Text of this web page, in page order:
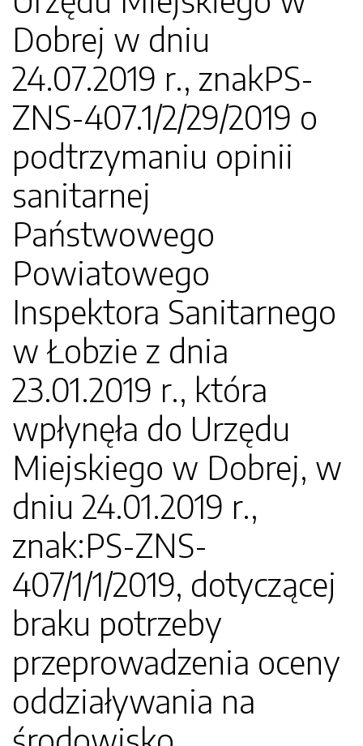
Dobrej w dniu
24.07.2019 r., znakPS-
ZNS-407.1/2/29/2019 o
podtrzymaniu opinii
sanitarnej
Państwowego
Powiatowego
Inspektora Sanitarnego
w Łobzie z dnia
23.01.2019 r., która
wpłynęła do Urzędu
Miejskiego w Dobrej, w
dniu 24.01.2019 r.,
znak:PS-ZNS-
407/1/1/2019, dotyczącej
braku potrzeby
przeprowadzenia oceny
oddziaływania na